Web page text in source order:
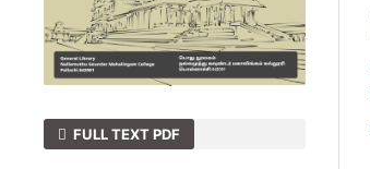
FULL TEXT PDF